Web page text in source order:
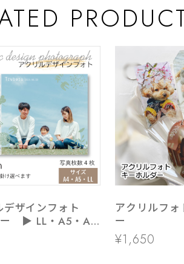
デザインフォト
ー ▶ LL・A5・A4
アクリルフ
ー
¥1,650